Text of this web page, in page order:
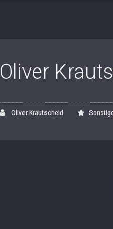
Oliver
Oliver Krautscheid